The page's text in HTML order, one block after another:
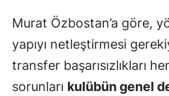
Murat Özbostan’a göre,
yapıyı netleştirmesi
transfer başarısızlıkları
sorunları kulübün genel